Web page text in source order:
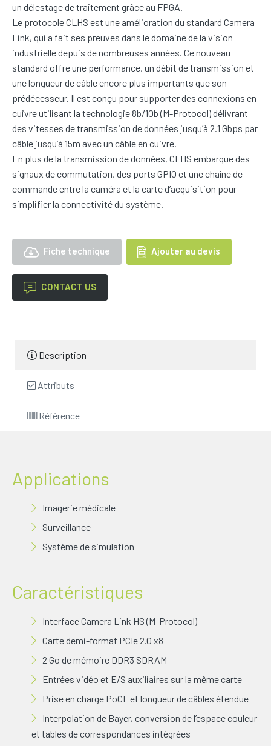
un délestage de traitement grâce au FPGA.
Le protocole CLHS est une amélioration du standard Camera
Link, qui a fait ses preuves dans le domaine de la vision
industrielle depuis de nombreuses années. Ce nouveau
standard offre une performance, un débit de transmission et
une longueur de câble encore plus importants que son
prédécesseur. Il est conçu pour supporter des connexions en
cuivre utilisant la technologie 8b/10b (M-Protocol) délivrant
des vitesses de transmission de données jusqu’à 2.1 Gbps par
câble jusqu’à 15m avec un câble en cuivre.
En plus de la transmission de données, CLHS embarque des
signaux de commutation, des ports GPIO et une chaîne de
commande entre la caméra et la carte d’acquisition pour
simplifier la connectivité du système.
Fiche technique Ajouter au devis
CONTACT US
Description
Attributs
Référence
Applications
Imagerie médicale
Surveillance
Système de simulation
Caractéristiques
Interface Camera Link HS (M-Protocol)
Carte demi-format PCIe 2.0 x8
2 Go de mémoire DDR3 SDRAM
Entrées vidéo et E/S auxiliaires sur la même carte
Prise en charge PoCL et longueur de câbles étendue
Interpolation de Bayer, conversion de l’espace couleur
et tables de correspondances intégrées